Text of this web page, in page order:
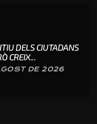
DELS CIUTADANS
CREIX...
DE 2026